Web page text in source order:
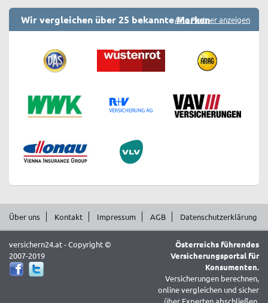
Wir vergleichen über 25 bekannte MarkenAlle Partner anzeigen
Über uns Kontakt Impressum AGB Datenschutzerklärung
versichern24.at - Copyright ©
2007-2019
Österreichs führendes
Versicherungsportal für
Konsumenten.
Versicherungen berechnen,
online vergleichen und sicher
über Experten abschließen.